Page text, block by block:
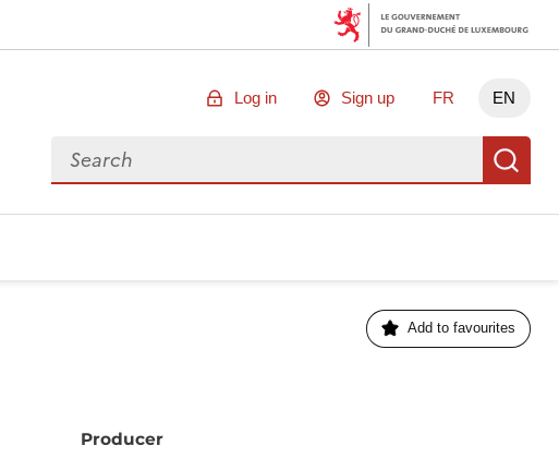
Log in Sign up FR EN
Search for data
Add to favourites
Producer